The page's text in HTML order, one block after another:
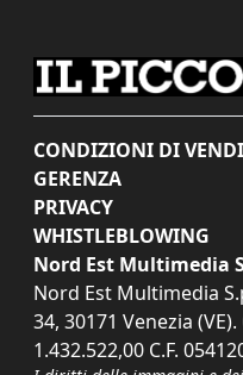
CONDIZIONI DI
GERENZA
PRIVACY
WHISTLEBLOWING
Nord Est Multimedia
Nord Est Multimedia
34, 30171 Venezia
1.432.522,00 C.F.